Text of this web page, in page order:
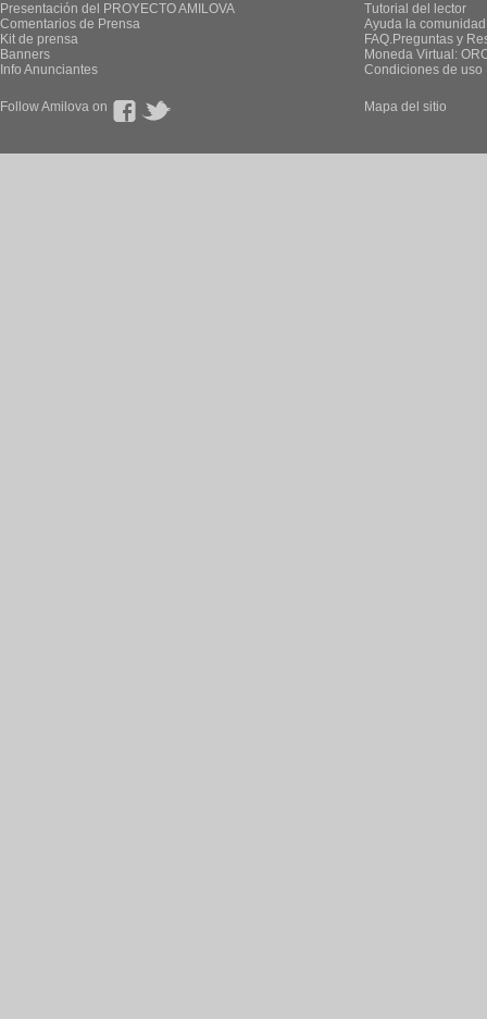
Presentación del PROYECTO AMILOVA
Comentarios de Prensa
Kit de prensa
Banners
Info Anunciantes
Tutorial del lector
Ayuda la
FAQ.Preguntas y
Moneda Virtual:
Condiciones de uso
Follow Amilova on Mapa del sitio